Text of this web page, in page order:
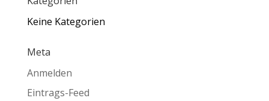
Keine Kategorien
Meta
Anmelden
Eintrags-Feed